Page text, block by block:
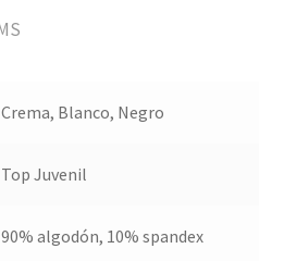
Crema, Blanco, Negro
Top Juvenil
90% algodón, 10% spandex